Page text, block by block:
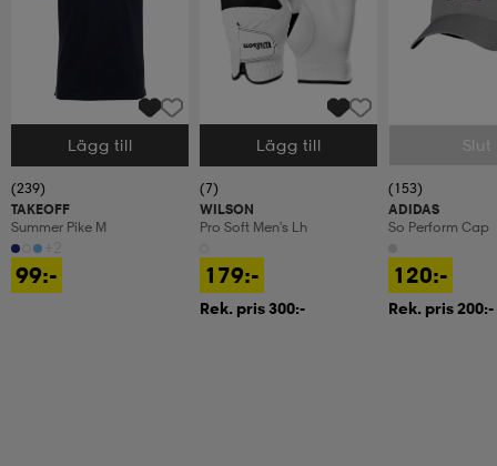
Välj storlek
Lägg till
(239)
TAKEOFF
Summer Pike M
99:-
Välj storlek
Lägg till
(7)
WILSON
Pro Soft Men's Lh
179:-
Rek. pris 300:-
Välj storlek
Slut
(153)
ADIDAS
So Perform Cap
120:-
Rek. pris 200:-